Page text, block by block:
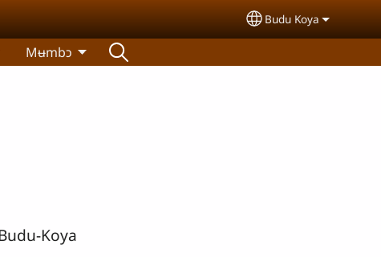
Select your
Budu Koya
Mʉmbɔ
Koya